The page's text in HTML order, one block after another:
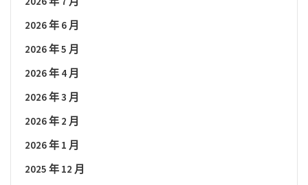
2026 年 6 月
2026 年 5 月
2026 年 4 月
2026 年 3 月
2026 年 2 月
2026 年 1 月
2025 年 12 月